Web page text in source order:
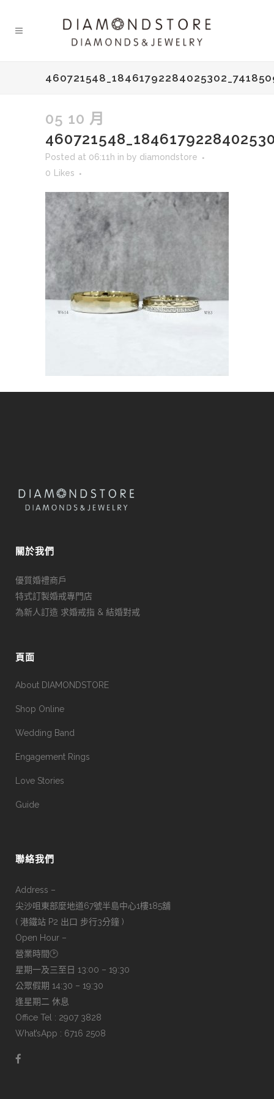
05 10 月
Posted at 06:11h in by diamondstore
0
Likes
關於我們
優質婚禮商戶
特式訂製婚戒專門店
為新人訂造 求婚戒指 & 結婚對戒
頁面
About DIAMONDSTORE
Shop Online
Wedding Band
Engagement Rings
Love Stories
Guide
聯絡我們
Address –
尖沙咀東部麼地道67號半島中心1樓185舖
( 港鐵站 P2 出口 步行3分鐘 )
Open Hour –
營業時間🕑
星期一及三至日 13:00 – 19:30
公眾假期 14:30 – 19:30
逢星期二 休息
Office Tel : 2907 3828
What’sApp : 6716 2508